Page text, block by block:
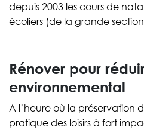
depuis 2003 les cours de
écoliers (de la grande
Rénover pour
environnemental
A l’heure où la préservation
pratique des loisirs à fort